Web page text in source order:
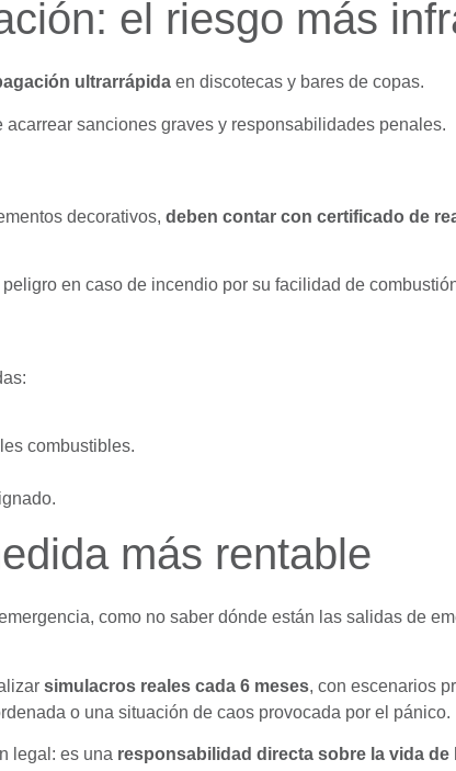
el riesgo más
ultrarrápida en discotecas y bares de copas.
acarrear sanciones graves y responsabilidades penales.
decorativos, deben contar con certificado de
en caso de incendio por su facilidad de
combustibles.
más rentable
como no saber dónde están las salidas de
simulacros reales cada 6 meses, con escenarios
o una situación de caos provocada por el pánico.
legal: es una responsabilidad directa sobre la vida de